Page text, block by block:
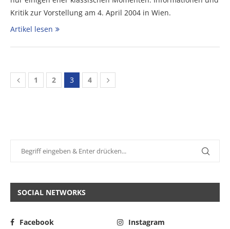
Kritik zur Vorstellung am 4. April 2004 in Wien.
Artikel lesen
1 2 3 4
SOCIAL NETWORKS
Facebook
Instagram